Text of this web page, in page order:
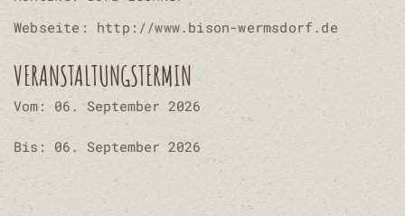
Webseite: http://www.bison-wermsdorf.de
VERANSTALTUNGSTERMIN
Vom: 06. September 2026
Bis: 06. September 2026